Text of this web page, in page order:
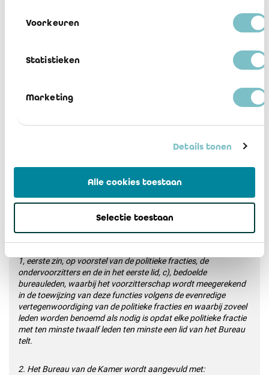
Voorkeuren
Statistieken
Marketing
Details tonen
Alle cookies toestaan
Selectie toestaan
volksvertegenwoordigers (gecoördineerde versie gepubliceerd
in het BS van 2 oktober 2003):
a) een voorzitter;
eerste vergadering van elke zitting, of binnen de volgende
vijftien dagen, kiest de Kamer, overeenkomstig artikel 157, de
1, eerste zin, op voorstel van de politieke fracties, de
ondervoorzitters en de in het eerste lid, c), bedoelde
bureauleden, waarbij het voorzitterschap wordt meegerekend
in de toewijzing van deze functies volgens de evenredige
vertegenwoordiging van de politieke fracties en waarbij zoveel
leden worden benoemd als nodig is opdat elke politieke fractie
met ten minste twaalf leden ten minste een lid van het Bureau
telt.
2. Het Bureau van de Kamer wordt aangevuld met: